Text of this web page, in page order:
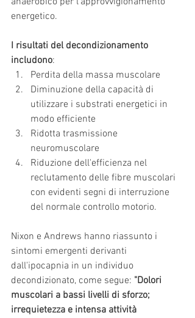
energetico.
I risultati del decondizionamento
includono:
Perdita della massa muscolare
Diminuzione della capacità di
utilizzare i substrati energetici in
modo efficiente
Ridotta trasmissione
neuromuscolare
Riduzione dell'efficienza nel
reclutamento delle fibre muscolari
con evidenti segni di interruzione
del normale controllo motorio.
Nixon e Andrews hanno riassunto i
sintomi emergenti derivanti
dall'ipocapnia in un individuo
decondizionato, come segue: "Dolori
muscolari a bassi livelli di sforzo;
irrequietezza e intensa attività